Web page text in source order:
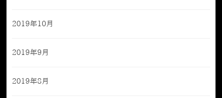
2019年10月
2019年9月
2019年8月